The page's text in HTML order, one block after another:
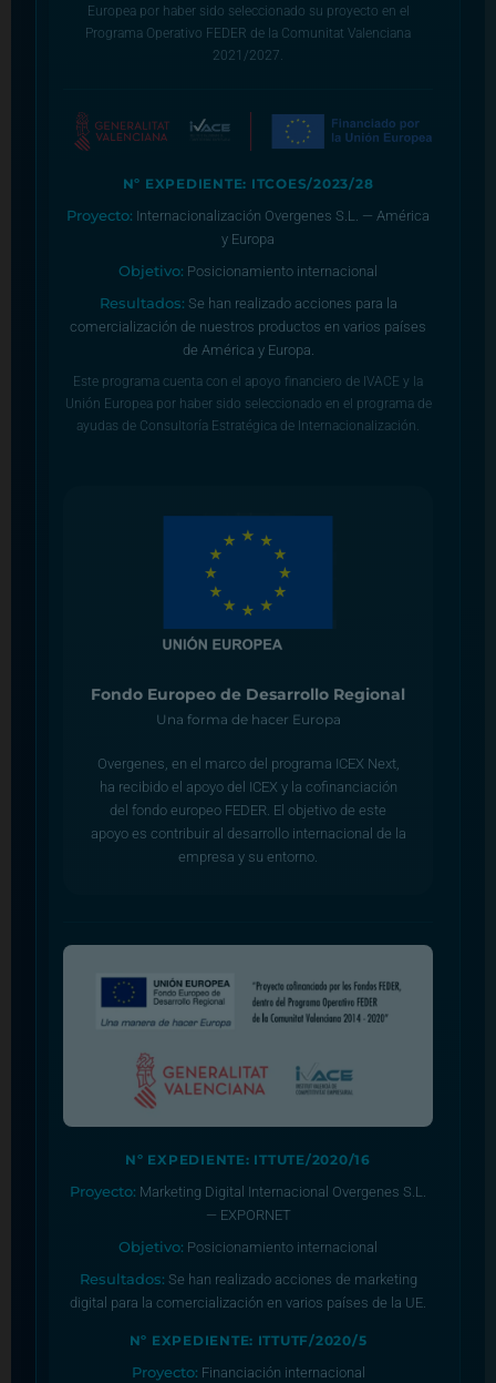
Europea por haber sido seleccionado su proyecto en el
Programa Operativo FEDER de la Comunitat Valenciana
2021/2027.
Nº EXPEDIENTE: ITCOES/2023/28
Proyecto: Internacionalización Overgenes S.L. — América
y Europa
Objetivo: Posicionamiento internacional
Resultados: Se han realizado acciones para la
comercialización de nuestros productos en varios países
de América y Europa.
Este programa cuenta con el apoyo financiero de IVACE y la
Unión Europea por haber sido seleccionado en el programa de
ayudas de Consultoría Estratégica de Internacionalización.
Fondo Europeo de Desarrollo Regional
Una forma de hacer Europa
Overgenes, en el marco del programa ICEX Next,
ha recibido el apoyo del ICEX y la cofinanciación
del fondo europeo FEDER. El objetivo de este
apoyo es contribuir al desarrollo internacional de la
empresa y su entorno.
Nº EXPEDIENTE: ITTUTE/2020/16
Proyecto: Marketing Digital Internacional Overgenes S.L.
— EXPORNET
Objetivo: Posicionamiento internacional
Resultados: Se han realizado acciones de marketing
digital para la comercialización en varios países de la UE.
Nº EXPEDIENTE: ITTUTF/2020/5
Proyecto: Financiación internacional